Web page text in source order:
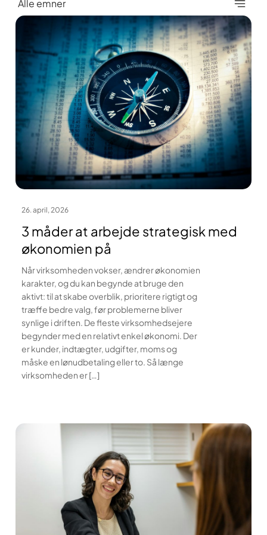
sfasen, er blevet løst. Alligevel […]
Alle emner
26. april, 2026
3 måder at arbejde strategisk med
økonomien på
Når virksomheden vokser, ændrer økonomien
karakter, og du kan begynde at bruge den
aktivt: til at skabe overblik, prioritere rigtigt og
træffe bedre valg, før problemerne bliver
synlige i driften. De fleste virksomhedsejere
begynder med en relativt enkel økonomi. Der
er kunder, indtægter, udgifter, moms og
måske en lønudbetaling eller to. Så længe
virksomheden er […]